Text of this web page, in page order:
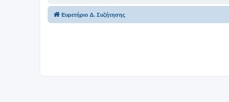
Ευρετήριο Δ. Συζήτησης